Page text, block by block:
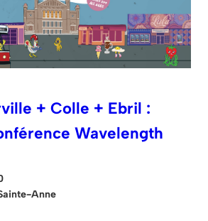
+ Colle + Ebril :
Wavelength
Anne